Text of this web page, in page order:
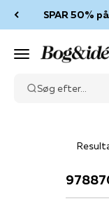
SPAR 50%
Menu Bog & idé
Søg efter...